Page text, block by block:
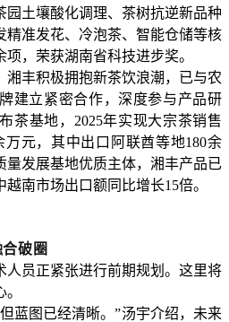
园土壤酸化调理、茶树抗逆新品种
精准发花、冷泡茶、智能仓储等核
，荣获湖南省科技进步奖。
丰积极拥抱新茶饮浪潮，已与农
建立紧密合作，深度参与产品研
茶基地，2025年实现大宗茶销售
万元，其中出口阿联酋等地180余
量发展基地优质主体，湘丰产品已
南市场出口额同比增长15倍。
破圈
员正紧张进行前期规划。这里将
图已经清晰。”汤宇介绍，未来